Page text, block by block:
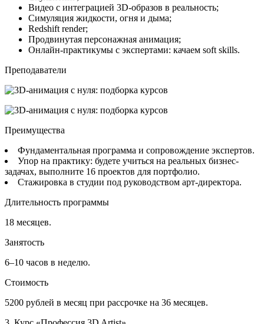
Видео с интеграцией 3D-образов в реальность;
Симуляция жидкости, огня и дыма;
Redshift render;
Продвинутая персонажная анимация;
Онлайн-практикумы с экспертами: качаем soft skills.
Преподаватели
Преимущества
Фундаментальная программа и сопровождение экспертов.
Упор на практику: будете учиться на реальных бизнес-
задачах, выполните 16 проектов для портфолио.
Стажировка в студии под руководством арт-директора.
Длительность программы
18 месяцев.
Занятость
6–10 часов в неделю.
Стоимость
5200 рублей в месяц при рассрочке на 36 месяцев.